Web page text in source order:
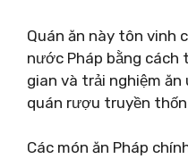
Quán ăn này tôn vinh
nước Pháp bằng cách
gian và trải nghiệm
quán rượu truyền
Các món ăn Pháp